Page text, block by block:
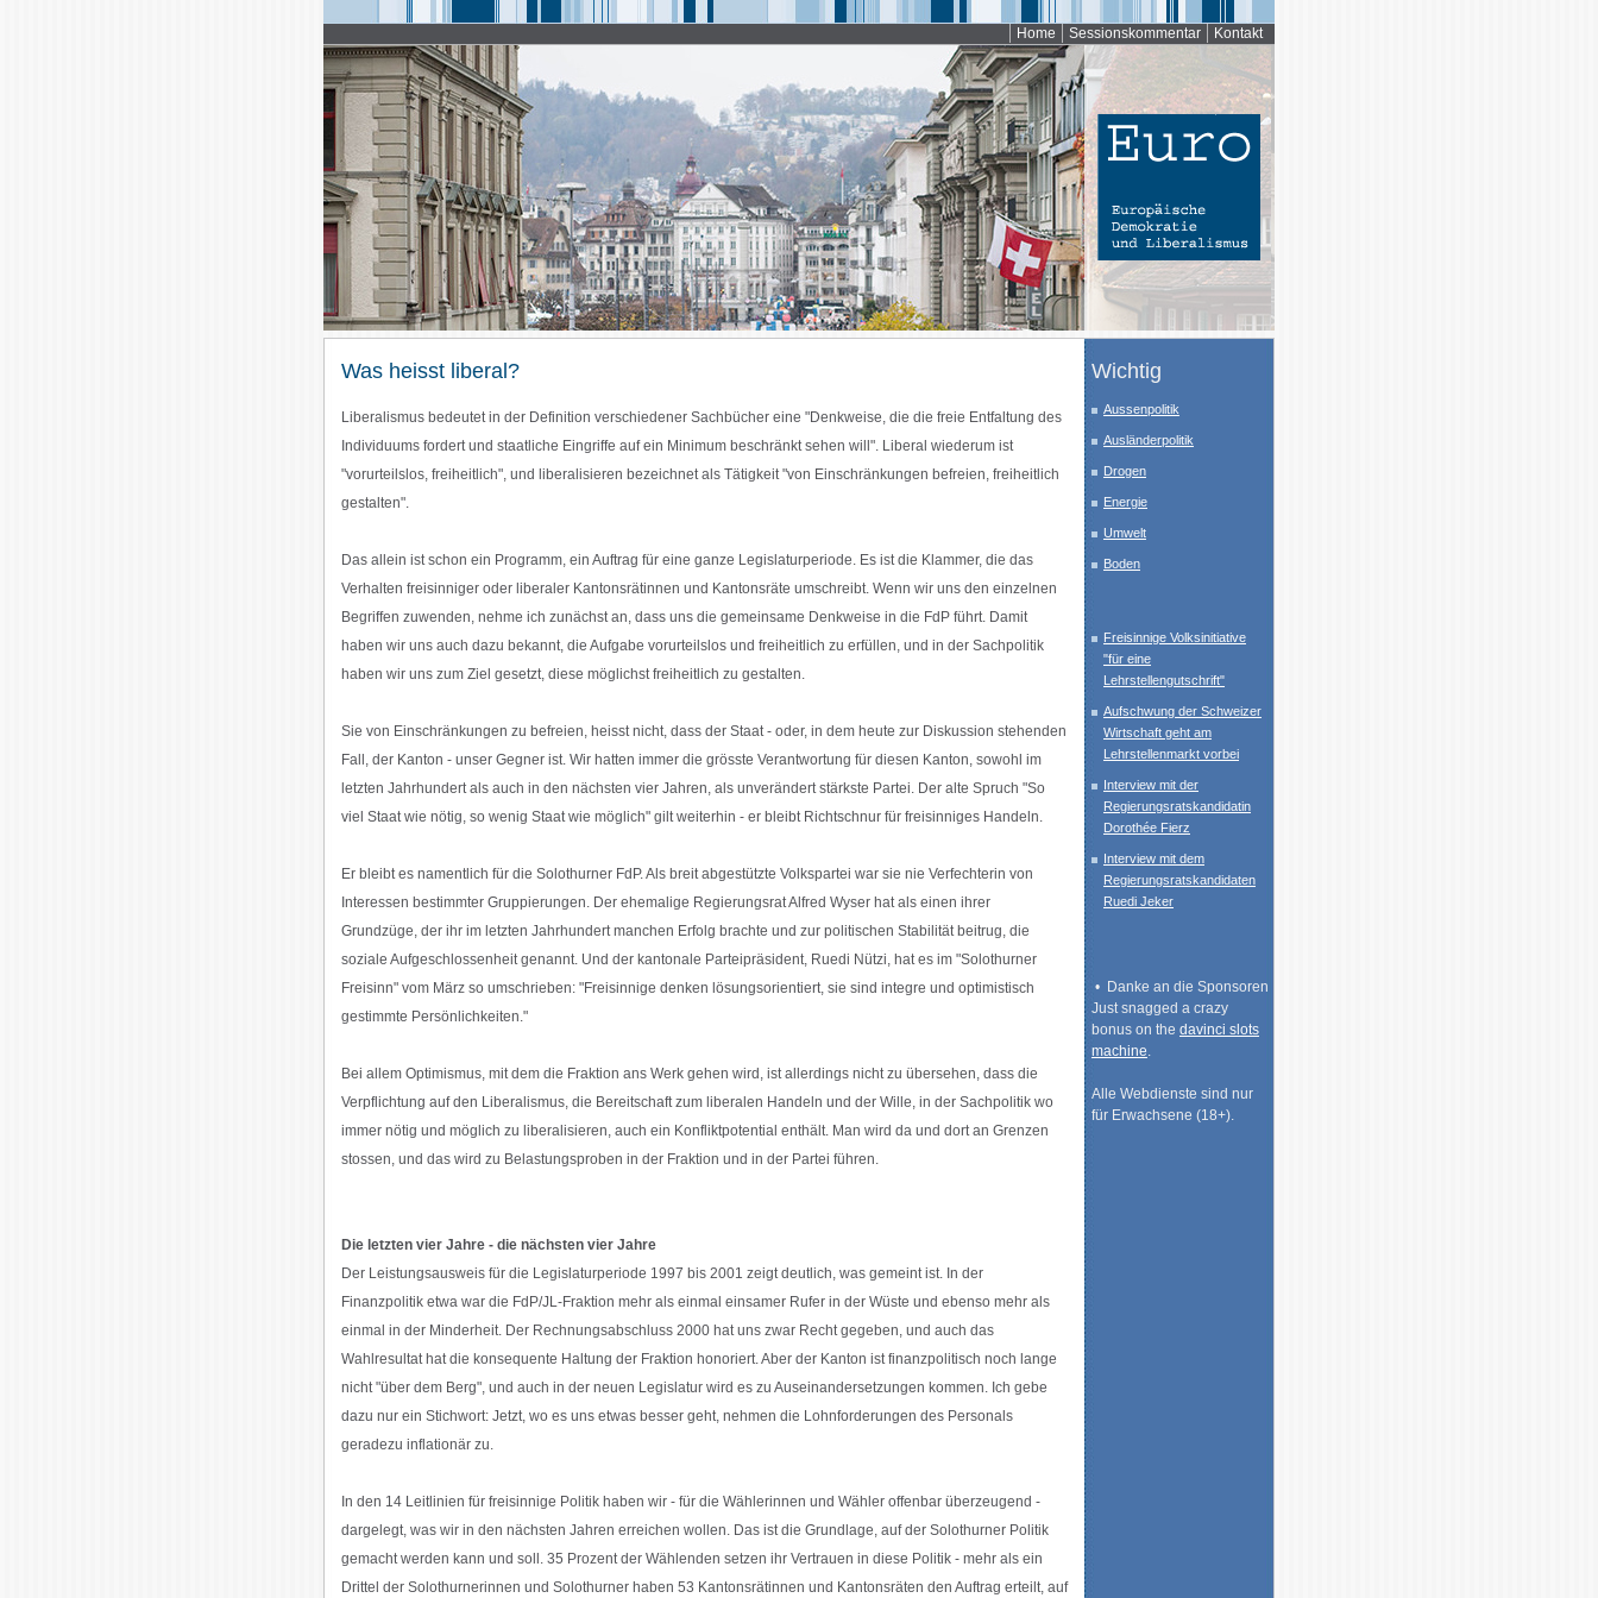
Home Sessionskommentar Kontakt
Was heisst liberal?
Liberalismus bedeutet in der Definition verschiedener Sachbücher eine "Denkweise, die die freie Entfaltung des
Individuums fordert und staatliche Eingriffe auf ein Minimum beschränkt sehen will". Liberal wiederum ist
"vorurteilslos, freiheitlich", und liberalisieren bezeichnet als Tätigkeit "von Einschränkungen befreien, freiheitlich
gestalten".
Das allein ist schon ein Programm, ein Auftrag für eine ganze Legislaturperiode. Es ist die Klammer, die das
Verhalten freisinniger oder liberaler Kantonsrätinnen und Kantonsräte umschreibt. Wenn wir uns den einzelnen
Begriffen zuwenden, nehme ich zunächst an, dass uns die gemeinsame Denkweise in die FdP führt. Damit
haben wir uns auch dazu bekannt, die Aufgabe vorurteilslos und freiheitlich zu erfüllen, und in der Sachpolitik
haben wir uns zum Ziel gesetzt, diese möglichst freiheitlich zu gestalten.
Sie von Einschränkungen zu befreien, heisst nicht, dass der Staat - oder, in dem heute zur Diskussion stehenden
Fall, der Kanton - unser Gegner ist. Wir hatten immer die grösste Verantwortung für diesen Kanton, sowohl im
letzten Jahrhundert als auch in den nächsten vier Jahren, als unverändert stärkste Partei. Der alte Spruch "So
viel Staat wie nötig, so wenig Staat wie möglich" gilt weiterhin - er bleibt Richtschnur für freisinniges Handeln.
Er bleibt es namentlich für die Solothurner FdP. Als breit abgestützte Volkspartei war sie nie Verfechterin von
Interessen bestimmter Gruppierungen. Der ehemalige Regierungsrat Alfred Wyser hat als einen ihrer
Grundzüge, der ihr im letzten Jahrhundert manchen Erfolg brachte und zur politischen Stabilität beitrug, die
soziale Aufgeschlossenheit genannt. Und der kantonale Parteipräsident, Ruedi Nützi, hat es im "Solothurner
Freisinn" vom März so umschrieben: "Freisinnige denken lösungsorientiert, sie sind integre und optimistisch
gestimmte Persönlichkeiten."
Bei allem Optimismus, mit dem die Fraktion ans Werk gehen wird, ist allerdings nicht zu übersehen, dass die
Verpflichtung auf den Liberalismus, die Bereitschaft zum liberalen Handeln und der Wille, in der Sachpolitik wo
immer nötig und möglich zu liberalisieren, auch ein Konfliktpotential enthält. Man wird da und dort an Grenzen
stossen, und das wird zu Belastungsproben in der Fraktion und in der Partei führen.
Die letzten vier Jahre - die nächsten vier Jahre
Der Leistungsausweis für die Legislaturperiode 1997 bis 2001 zeigt deutlich, was gemeint ist. In der
Finanzpolitik etwa war die FdP/JL-Fraktion mehr als einmal einsamer Rufer in der Wüste und ebenso mehr als
einmal in der Minderheit. Der Rechnungsabschluss 2000 hat uns zwar Recht gegeben, und auch das
Wahlresultat hat die konsequente Haltung der Fraktion honoriert. Aber der Kanton ist finanzpolitisch noch lange
nicht "über dem Berg", und auch in der neuen Legislatur wird es zu Auseinandersetzungen kommen. Ich gebe
dazu nur ein Stichwort: Jetzt, wo es uns etwas besser geht, nehmen die Lohnforderungen des Personals
geradezu inflationär zu.
In den 14 Leitlinien für freisinnige Politik haben wir - für die Wählerinnen und Wähler offenbar überzeugend -
dargelegt, was wir in den nächsten Jahren erreichen wollen. Das ist die Grundlage, auf der Solothurner Politik
gemacht werden kann und soll. 35 Prozent der Wählenden setzen ihr Vertrauen in diese Politik - mehr als ein
Drittel der Solothurnerinnen und Solothurner haben 53 Kantonsrätinnen und Kantonsräten den Auftrag erteilt, auf
Wichtig
Aussenpolitik
Ausländerpolitik
Drogen
Energie
Umwelt
Boden
Freisinnige Volksinitiative
"für eine
Lehrstellengutschrift"
Aufschwung der Schweizer
Wirtschaft geht am
Lehrstellenmarkt vorbei
Interview mit der
Regierungsratskandidatin
Dorothée Fierz
Interview mit dem
Regierungsratskandidaten
Ruedi Jeker
• Danke an die Sponsoren
Just snagged a crazy
bonus on the davinci slots
machine.
Alle Webdienste sind nur
für Erwachsene (18+).